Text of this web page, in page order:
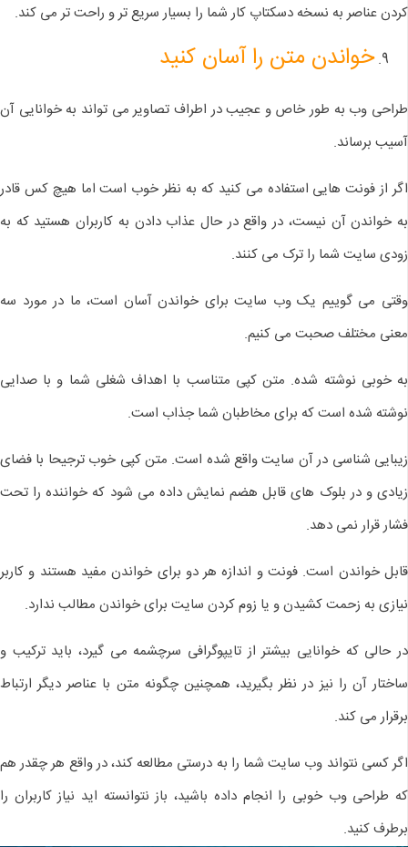
کردن عناصر به نسخه دسکتاپ کار شما را بسیار سریع تر و راحت تر می کند.
خواندن متن را آسان کنید
طراحی وب به طور خاص و عجیب در اطراف تصاویر می تواند به خوانایی آن
آسیب برساند.
اگر از فونت هایی استفاده می کنید که به نظر خوب است اما هیچ کس قادر
به خواندن آن نیست، در واقع در حال عذاب دادن به کاربران هستید که به
زودی سایت شما را ترک می کنند.
وقتی می گوییم یک وب سایت برای خواندن آسان است، ما در مورد سه
معنی مختلف صحبت می کنیم.
به خوبی نوشته شده. متن کپی متناسب با اهداف شغلی شما و با صدایی
نوشته شده است که برای مخاطبان شما جذاب است.
زیبایی شناسی در آن سایت واقع شده است. متن کپی خوب ترجیحا با فضای
زیادی و در بلوک های قابل هضم نمایش داده می شود که خواننده را تحت
فشار قرار نمی دهد.
قابل خواندن است. فونت و اندازه هر دو برای خواندن مفید هستند و کاربر
نیازی به زحمت کشیدن و یا زوم کردن سایت برای خواندن مطالب ندارد.
در حالی که خوانایی بیشتر از تایپوگرافی سرچشمه می گیرد، باید ترکیب و
ساختار آن را نیز در نظر بگیرید، همچنین چگونه متن با عناصر دیگر ارتباط
برقرار می کند.
اگر کسی نتواند وب سایت شما را به درستی مطالعه کند، در واقع هر چقدر هم
که طراحی وب خوبی را انجام داده باشید، باز نتوانسته اید نیاز کاربران را
برطرف کنید.